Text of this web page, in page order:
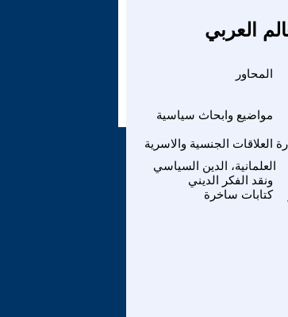
العربي
مواضيع وابحاث سياسية
العلاقات الجنسية والاسرية
العلمانية، الدين السياسي
ونقد الفكر الديني
كتابات ساخرة